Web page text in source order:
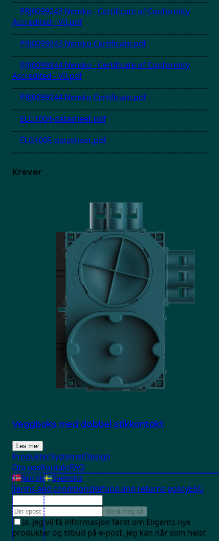
PRJ0099243 Nemko - Certificate of Conformity
Accredited - V0.pdf
PRJ0099243 Nemko Certificate.pdf
PRJ0099244 Nemko - Certificate of Conformity
Accredited - V0.pdf
PRJ0099244 Nemko Certificate.pdf
ELG1004-datasheet.pdf
ELG1005-datasheet.pdf
Krever
Veggboks med dobbel stikkontakt
Les mer
ProdukterSystemetDesign
Om ossKontaktFAQ
Norsk
Svenska
Terms and conditionsRefund and returns policyESG
Meld meg på
Ja, jeg vil få informasjon først om Eligents nye
produkter og tilbud på e-post. Jeg kan når som helst